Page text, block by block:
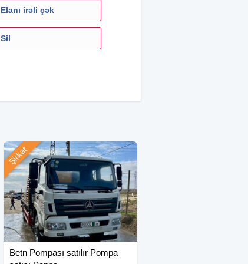
Elanı irəli çək
Sil
Betn Pompası satılır Pompa
Şirkət